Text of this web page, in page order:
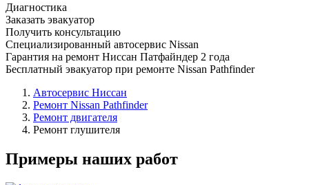
Диагностика
Заказать эвакуатор
Получить консультацию
Специализированный автосервис Nissan
Гарантия на ремонт Ниссан Патфайндер 2 года
Бесплатный эвакуатор при ремонте Nissan Pathfinder
Автосервис Ниссан
Ремонт Nissan Pathfinder
Ремонт двигателя
Ремонт глушителя
Примеры наших работ